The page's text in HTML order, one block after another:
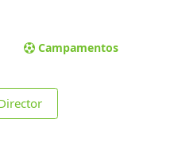
Campamentos